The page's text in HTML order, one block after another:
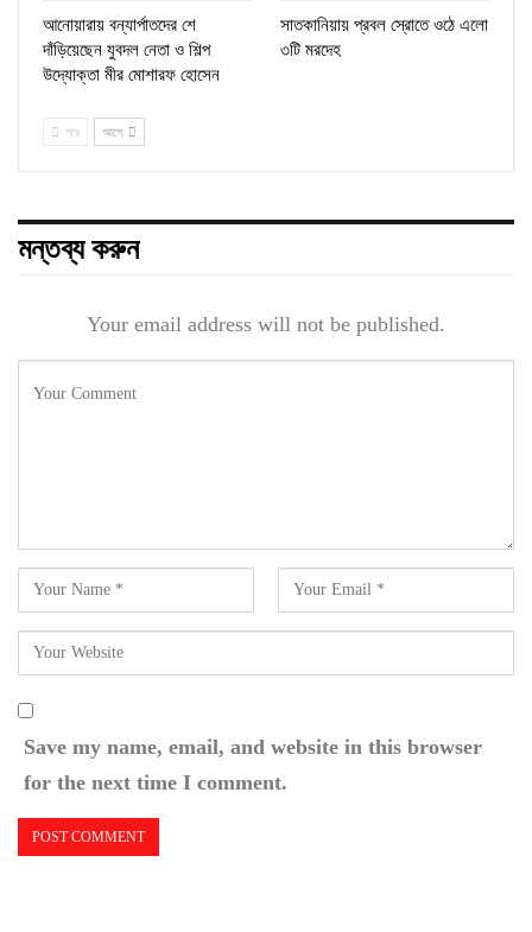
আনোয়ারায় বন্যার্পাতদের শে
দাঁড়িয়েছেন যুবদল নেতা ও শিল্প
উদ্যোক্তা মীর মোশারফ হোসেন ‎
সাতকানিয়ায় প্রবল স্রোতে ওঠে এলো
৩টি মরদেহ
পরে আগে
মন্তব্য করুন
Your email address will not be published.
Save my name, email, and website in this browser
for the next time I comment.